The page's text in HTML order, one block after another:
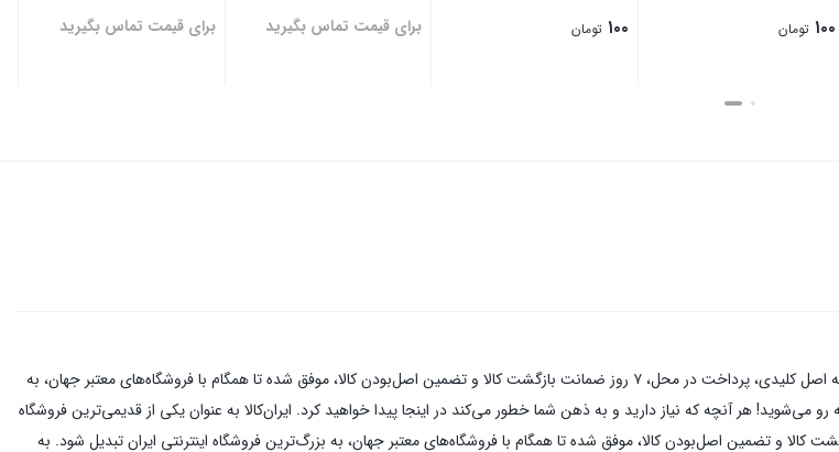
۱۰۰ تومان ۱۰۰ تومان برای قیمت تماس بگیرید برای قیمت تماس بگیرید
پیچ پایا صنعتبه عنوان یکی از قدیمی‌ترین فروشگاه های اینترنتی با بیش از یک دهه تجربه، با پایبندی به سه اصل کلیدی، پرداخت در محل، ۷ روز ضمانت بازگشت کالا و تضمین اصل‌بودن کالا، موفق شده تا همگام با فروشگاه‌های معتبر جهان، به
می‌شوید! هر آنچه که نیاز دارید و به ذهن شما خطور می‌کند در اینجا پیدا خواهید کرد. ایران‌کالا به عنوان یکی از قدیمی‌ترین فروشگاه
دهه تجربه، با پایبندی به سه اصل کلیدی، پرداخت در محل، ۷ روز ضمانت بازگشت کالا و تضمین اصل‌بودن کالا، موفق شده تا همگام با فروشگاه‌های معتبر جهان، به بزرگ‌ترین فروشگاه اینترنتی ایران تبدیل شود. به